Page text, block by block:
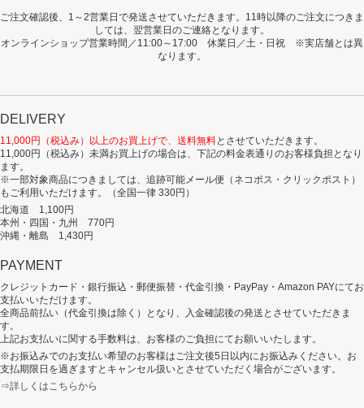
ご注文確認後、1～2営業日で発送させていただきます。11時以降のご注文につきま
しては、翌営業日のご連絡となります。
オンラインショップ営業時間／11:00～17:00 休業日／土・日祝 ※実店舗とは異
なります。
DELIVERY
11,000円（税込み）以上のお買上げで、送料無料とさせていただきます。
11,000円（税込み）未満お買上げの場合は、下記の料金表通りのお客様負担となり
ます。
※一部対象商品につきましては、追跡可能メール便（ネコポス・クリックポスト）
もご利用いただけます。（全国一律 330円）
北海道 1,100円
本州・四国・九州 770円
沖縄・離島 1,430円
PAYMENT
クレジットカード・銀行振込・郵便振替・代金引換・PayPay・Amazon PAYにてお
支払いいただけます。
全商品前払い（代金引換は除く）となり、入金確認後の発送とさせていただきま
す。
上記お支払いに関する手数料は、お客様のご負担にてお願いいたします。
※お振込みでのお支払い希望のお客様はご注文後5日以内にお振込みください。お
支払期限日を過ぎますとキャンセル扱いとさせていただく場合がございます。
⇒詳しくはこちらから